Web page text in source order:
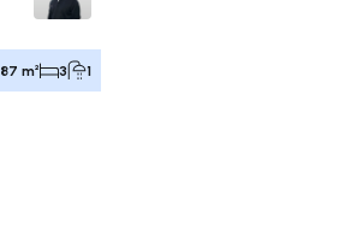
87 m² 3 1